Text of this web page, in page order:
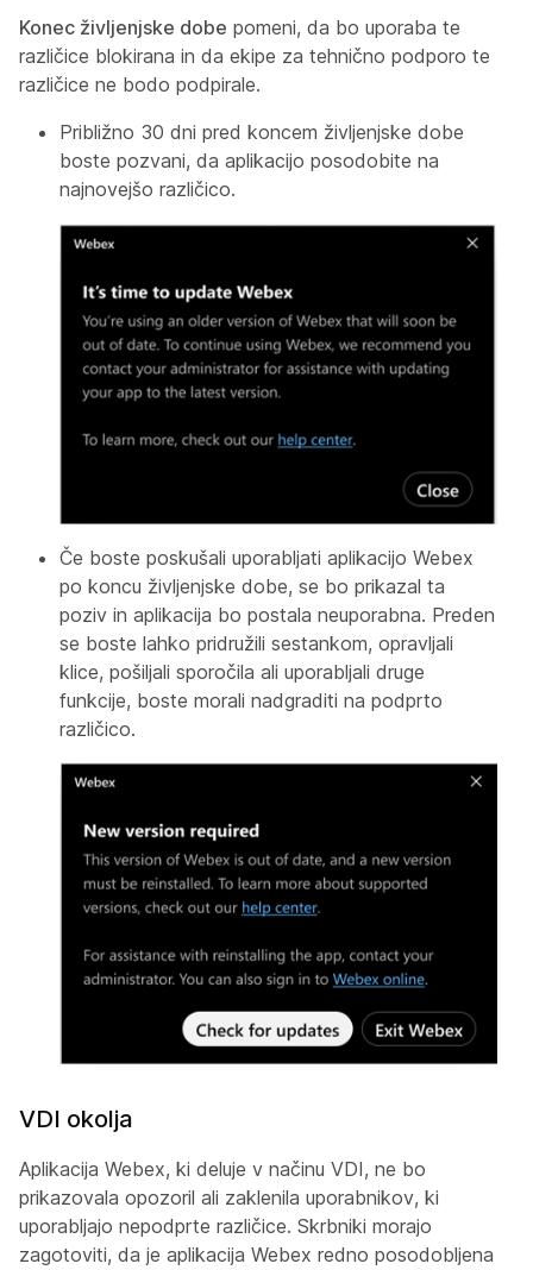
Konec življenjske dobe pomeni, da bo uporaba te
različice blokirana in da ekipe za tehnično podporo te
različice ne bodo podpirale.
Približno 30 dni pred koncem življenjske dobe
boste pozvani, da aplikacijo posodobite na
najnovejšo različico.
Če boste poskušali uporabljati aplikacijo Webex
po koncu življenjske dobe, se bo prikazal ta
poziv in aplikacija bo postala neuporabna. Preden
se boste lahko pridružili sestankom, opravljali
klice, pošiljali sporočila ali uporabljali druge
funkcije, boste morali nadgraditi na podprto
različico.
VDI okolja
Aplikacija Webex, ki deluje v načinu VDI, ne bo
prikazovala opozoril ali zaklenila uporabnikov, ki
uporabljajo nepodprte različice. Skrbniki morajo
zagotoviti, da je aplikacija Webex redno posodobljena